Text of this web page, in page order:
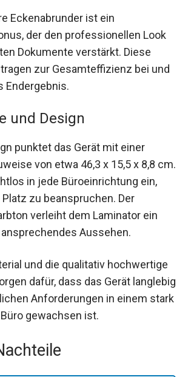
Eckenabrunder ist ein
der den professionellen Look
Dokumente verstärkt. Diese
zur Gesamteffizienz bei und
Endergebnis.
und Design
punktet das Gerät mit einer
von etwa 46,3 x 15,5 x 8,8 cm.
in jede Büroeinrichtung ein,
zu beanspruchen. Der
verleiht dem Laminator ein
Aussehen.
und die qualitativ hochwertige
dafür, dass das Gerät langlebig
Anforderungen in einem stark
gewachsen ist.